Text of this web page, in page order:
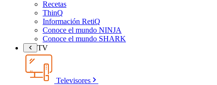
Recetas
ThinQ
Información RetiQ
Conoce el mundo NINJA
Conoce el mundo SHARK
TV
Televisores